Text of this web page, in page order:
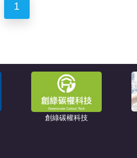
1
創綠碳權科技